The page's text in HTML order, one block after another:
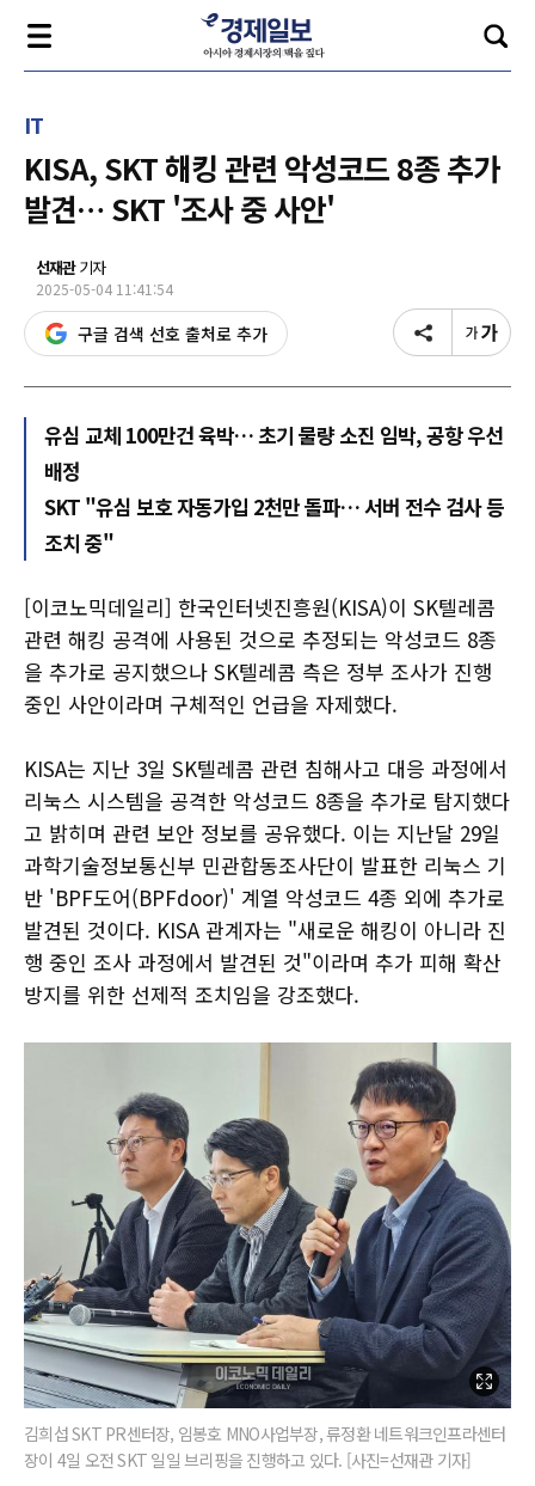
IT
KISA, SKT 해킹 관련 악성코드 8종 추가
발견… SKT '조사 중 사안'
선재관기자
2025-05-04 11:41:54
구글 검색 선호 출처로 추가
유심 교체 100만건 육박… 초기 물량 소진 임박, 공항 우선
배정
SKT "유심 보호 자동가입 2천만 돌파… 서버 전수 검사 등
조치 중"
[이코노믹데일리] 한국인터넷진흥원(KISA)이 SK텔레콤
관련 해킹 공격에 사용된 것으로 추정되는 악성코드 8종
을 추가로 공지했으나 SK텔레콤 측은 정부 조사가 진행
중인 사안이라며 구체적인 언급을 자제했다.
KISA는 지난 3일 SK텔레콤 관련 침해사고 대응 과정에서
리눅스 시스템을 공격한 악성코드 8종을 추가로 탐지했다
고 밝히며 관련 보안 정보를 공유했다. 이는 지난달 29일
과학기술정보통신부 민관합동조사단이 발표한 리눅스 기
반 'BPF도어(BPFdoor)' 계열 악성코드 4종 외에 추가로
발견된 것이다. KISA 관계자는 "새로운 해킹이 아니라 진
행 중인 조사 과정에서 발견된 것"이라며 추가 피해 확산
방지를 위한 선제적 조치임을 강조했다.
김희섭 SKT PR센터장, 임봉호 MNO사업부장, 류정환 네트워크인프라센터
장이 4일 오전 SKT 일일 브리핑을 진행하고 있다. [사진=선재관 기자]